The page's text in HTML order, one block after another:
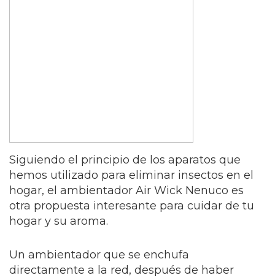
Siguiendo el principio de los aparatos que
hemos utilizado para eliminar insectos en el
hogar, el ambientador Air Wick Nenuco es
otra propuesta interesante para cuidar de tu
hogar y su aroma.
Un ambientador que se enchufa
directamente a la red, después de haber